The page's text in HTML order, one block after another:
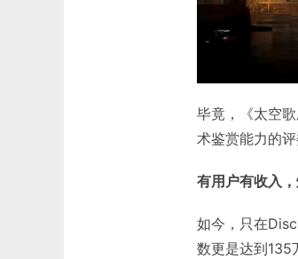
毕竟，《太空
术鉴赏能力的评
有用户有收入
如今，只在
数更是达到135